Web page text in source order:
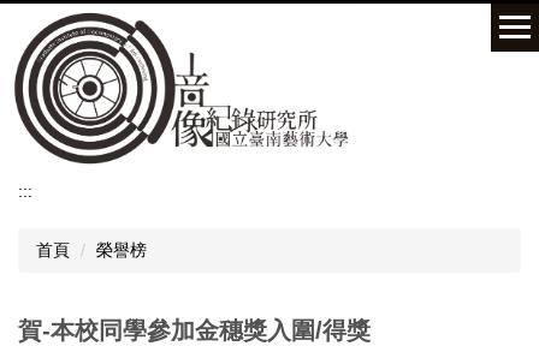
到
主
要
內
:::
首頁 榮譽榜
賀-本校同學參加金穗獎入圍/得獎